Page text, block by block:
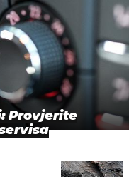
Provjerite